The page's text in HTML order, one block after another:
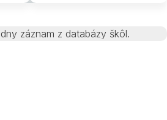
záznam z databázy škôl.